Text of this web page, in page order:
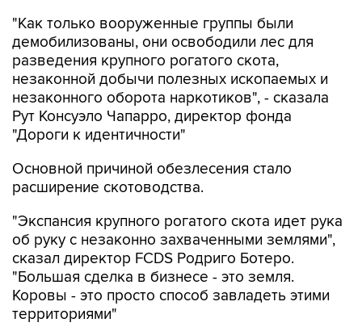
"Как только вооруженные группы были
демобилизованы, они освободили лес для
разведения крупного рогатого скота,
незаконной добычи полезных ископаемых и
незаконного оборота наркотиков", - сказала
Рут Консуэло Чапарро, директор фонда
"Дороги к идентичности"
Основной причиной обезлесения стало
расширение скотоводства.
"Экспансия крупного рогатого скота идет рука
об руку с незаконно захваченными землями",
сказал директор FCDS Родриго Ботеро.
"Большая сделка в бизнесе - это земля.
Коровы - это просто способ завладеть этими
территориями"